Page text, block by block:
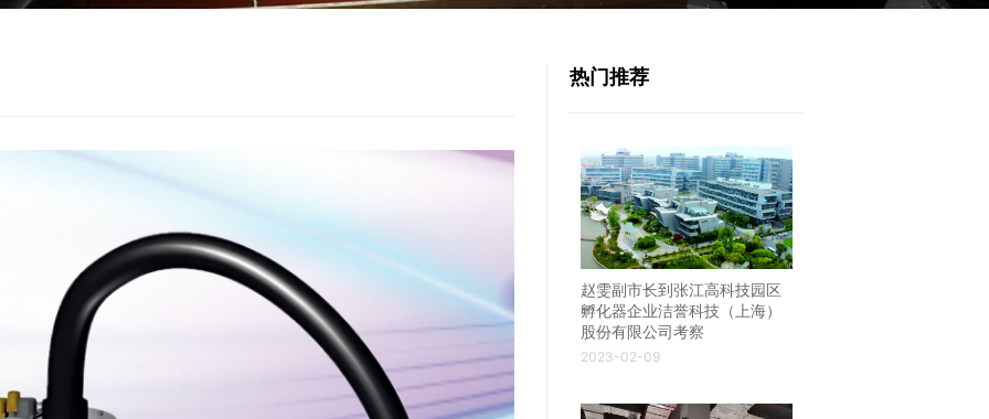
热门推荐
赵雯副市长到张江高科技园区
孵化器企业洁誉科技（上海）
股份有限公司考察
2023-02-09